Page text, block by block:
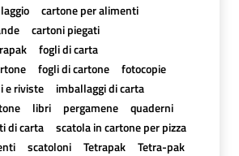
cartone per alimenti
cartoni piegati
fogli di carta
fogli di cartone
fotocopie
e riviste
imballaggi di carta
libri pergamene
quaderni
di carta
scatola in cartone per pizza
scatoloni Tetrapak Tetra-pak